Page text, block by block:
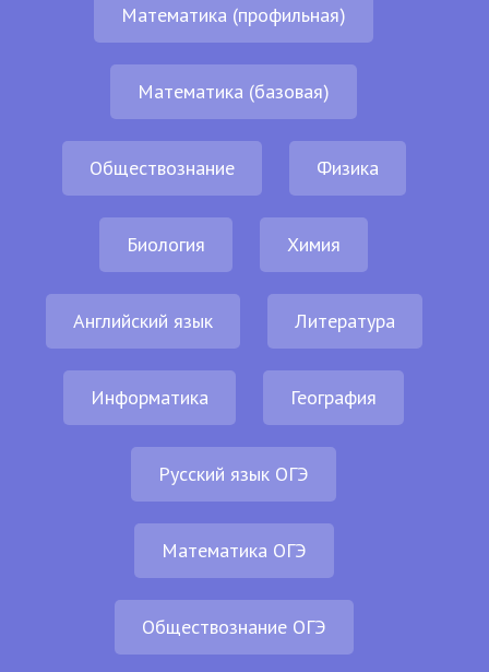
Математика (профильная)
Математика (базовая)
Обществознание Физика
Биология Химия
Английский язык Литература
Информатика География
Русский язык ОГЭ
Математика ОГЭ
Обществознание ОГЭ